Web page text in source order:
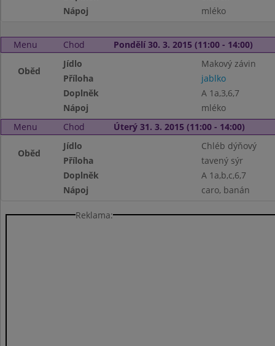
Nápoj
mléko
Menu Chod Pondělí 30. 3. 2015 (11:00 - 14:00)
Oběd
Jídlo
Makový závin
Příloha
jablko
Doplněk
A 1a,3,6,7
Nápoj
mléko
Menu
Chod Úterý 31. 3. 2015 (11:00 - 14:00)
Oběd
Jídlo
Chléb dýňový
Příloha
tavený sýr
Doplněk
A 1a,b,c,6,7
Nápoj
caro, banán
Reklama: